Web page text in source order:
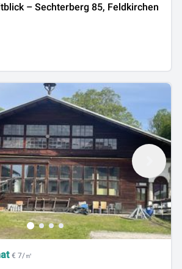
– Sechterberg 85, Feldkirchen
€ 7/㎡